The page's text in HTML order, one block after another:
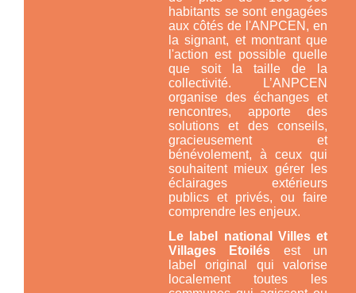
habitants se sont engagées
aux côtés de l'ANPCEN, en
la signant, et montrant que
l'action est possible quelle
que soit la taille de la
collectivité. L’ANPCEN
organise des échanges et
rencontres, apporte des
solutions et des conseils,
gracieusement et
bénévolement, à ceux qui
souhaitent mieux gérer les
éclairages extérieurs
publics et privés, ou faire
comprendre les enjeux.
Le label national Villes et
Villages Etoilés est un
label original qui valorise
localement toutes les